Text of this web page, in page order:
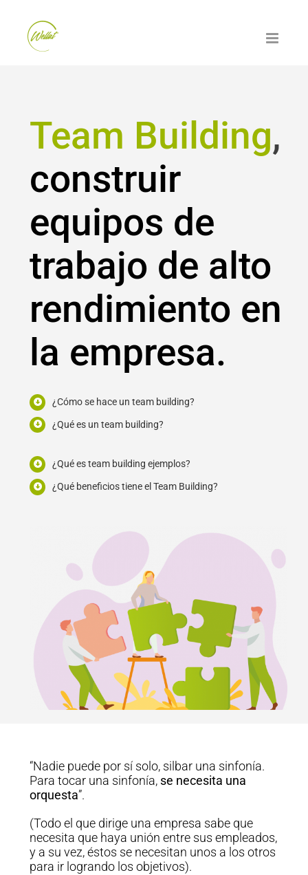
contenido
Team Building,
construir
equipos de
trabajo de alto
rendimiento en
la empresa.
¿Cómo se hace un team building?
¿Qué es un team building?
¿Qué es team building ejemplos?
¿Qué beneficios tiene el Team Building?
“Nadie puede por sí solo, silbar una sinfonía.
Para tocar una sinfonía, se necesita una
orquesta”.
(Todo el que dirige una empresa sabe que
necesita que haya unión entre sus empleados,
y a su vez, éstos se necesitan unos a los otros
para ir logrando los objetivos).